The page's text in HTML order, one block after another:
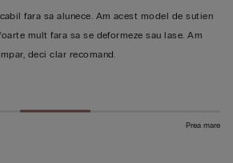
fara sa alunece. Am acest model de sutien
mult fara sa se deformeze sau lase. Am
deci clar recomand.
Prea mare